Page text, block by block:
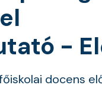
-
docens